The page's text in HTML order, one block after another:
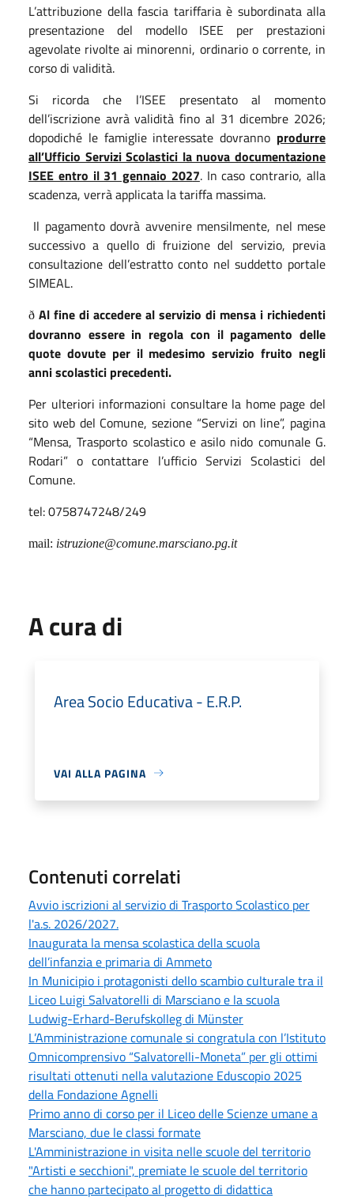
L’attribuzione della fascia tariffaria è subordinata alla
presentazione del modello ISEE per prestazioni
agevolate rivolte ai minorenni, ordinario o corrente, in
corso di validità.
Si ricorda che l’ISEE presentato al momento
dell’iscrizione avrà validità fino al 31 dicembre 2026;
dopodiché le famiglie interessate dovranno produrre
all’Ufficio Servizi Scolastici la nuova documentazione
ISEE entro il 31 gennaio 2027. In caso contrario, alla
scadenza, verrà applicata la tariffa massima.
Il pagamento dovrà avvenire mensilmente, nel mese
successivo a quello di fruizione del servizio, previa
consultazione dell’estratto conto nel suddetto portale
SIMEAL.
ð Al fine di accedere al servizio di mensa i richiedenti
dovranno essere in regola con il pagamento delle
quote dovute per il medesimo servizio fruito negli
anni scolastici precedenti.
Per ulteriori informazioni consultare la home page del
sito web del Comune, sezione “Servizi on line”, pagina
“Mensa, Trasporto scolastico e asilo nido comunale G.
Rodari” o contattare l’ufficio Servizi Scolastici del
Comune.
tel: 0758747248/249
mail: istruzione@comune.marsciano.pg.it
A cura di
Area Socio Educativa - E.R.P.
VAI ALLA PAGINA
Contenuti correlati
Avvio iscrizioni al servizio di Trasporto Scolastico per
l'a.s. 2026/2027.
Inaugurata la mensa scolastica della scuola
dell’infanzia e primaria di Ammeto
In Municipio i protagonisti dello scambio culturale tra il
Liceo Luigi Salvatorelli di Marsciano e la scuola
Ludwig-Erhard-Berufskolleg di Münster
L’Amministrazione comunale si congratula con l’Istituto
Omnicomprensivo “Salvatorelli-Moneta” per gli ottimi
risultati ottenuti nella valutazione Eduscopio 2025
della Fondazione Agnelli
Primo anno di corso per il Liceo delle Scienze umane a
Marsciano, due le classi formate
L'Amministrazione in visita nelle scuole del territorio
"Artisti e secchioni", premiate le scuole del territorio
che hanno partecipato al progetto di didattica